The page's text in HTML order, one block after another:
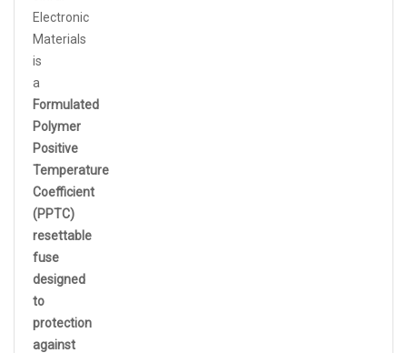
Electronic
Materials
is
a
Formulated
Polymer
Positive
Temperature
Coefficient
(PPTC)
resettable
fuse
designed
to
protection
against